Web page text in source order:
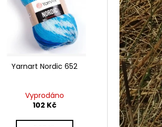
Yarnart Nordic 652
Vyprodáno
102 Kč